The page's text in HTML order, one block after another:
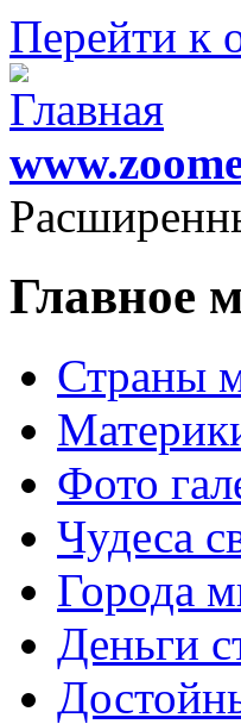
Перейти к
Главное
Страны
Фото
Чудеса
Города
Деньги